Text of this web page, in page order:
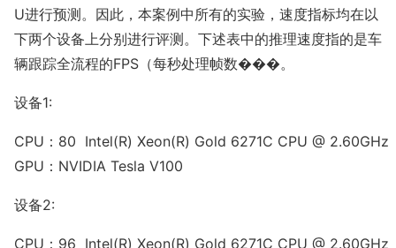
U进行预测。因此，本案例中所有的实验，速度指标均在以
下两个设备上分别进行评测。下述表中的推理速度指的是车
辆跟踪全流程的FPS（每秒处理帧数���。
设备1:
CPU：80  Intel(R) Xeon(R) Gold 6271C CPU @ 2.60GHz
GPU：NVIDIA Tesla V100
设备2:
CPU：96  Intel(R) Xeon(R) Gold 6271C CPU @ 2.60GHz